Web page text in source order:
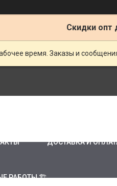
Скидки опт
время. Заказы и
ДОСТАВКА И
РАБОТЫ 🏗